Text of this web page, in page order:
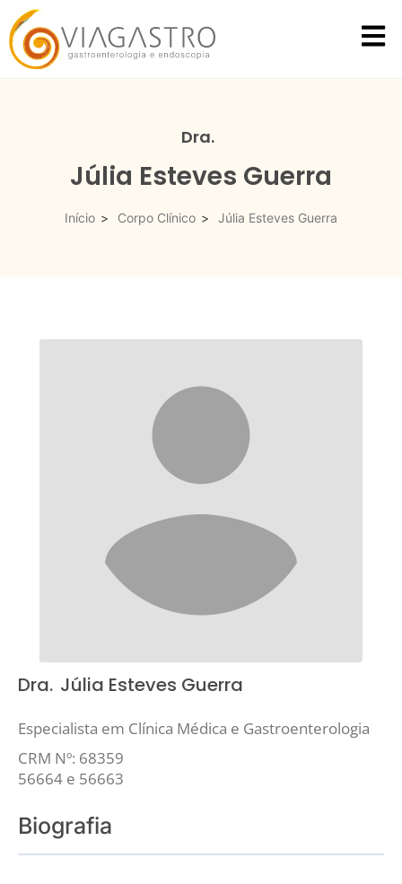
Dra.
Júlia Esteves Guerra
Início > Corpo Clínico > Júlia Esteves Guerra
Dra. Júlia Esteves Guerra
Especialista em Clínica Médica e Gastroenterologia
CRM Nº: 68359
56664 e 56663
Biografia